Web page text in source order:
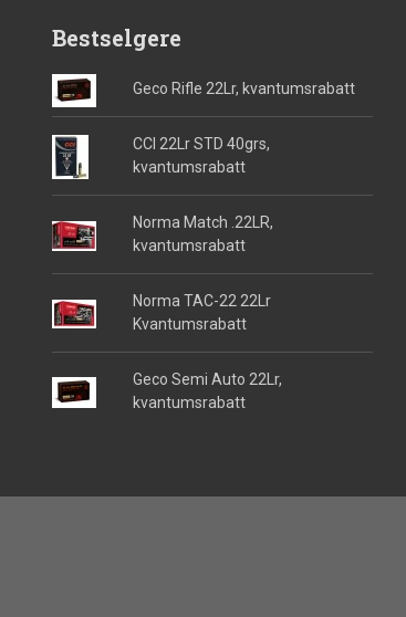
Bestselgere
Geco Rifle 22Lr, kvantumsrabatt
CCI 22Lr STD 40grs,
kvantumsrabatt
Norma Match .22LR,
kvantumsrabatt
Norma TAC-22 22Lr
Kvantumsrabatt
Geco Semi Auto 22Lr,
kvantumsrabatt